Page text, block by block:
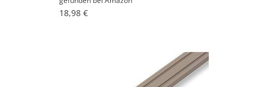
18,98 €